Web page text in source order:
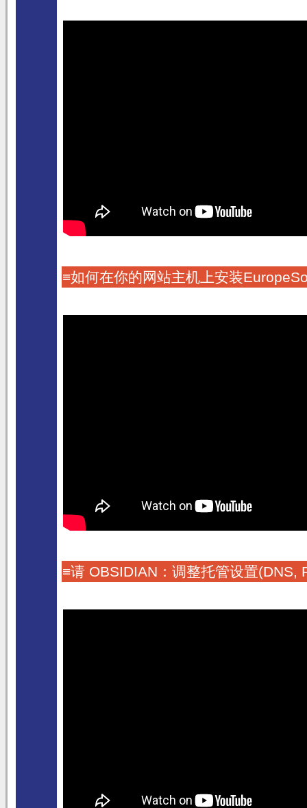
≡如何在你的网站主机上安装
≡请 OBSIDIAN：调整托管设置